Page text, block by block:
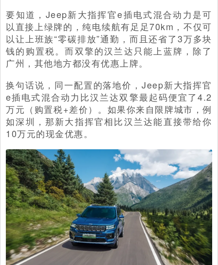
要知道，Jeep新大指挥官e插电式混合动力是可
以直接上绿牌的，纯电续航有足足70km，不仅可
以让上班族“零碳排放”通勤，而且还省了3万多块
钱的购置税。而双擎的汉兰达只能上蓝牌，除了
广州，其他地方都没有优惠上牌。
换句话说，同一配置的落地价，Jeep新大指挥官
e插电式混合动力比汉兰达双擎最起码便宜了4.2
万元（购置税+差价）。如果你来自限牌城市，例
如深圳，那新大指挥官相比汉兰达能直接带给你
10万元的现金优惠。